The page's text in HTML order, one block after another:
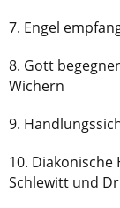
7. Engel
8. Gott
Wichern
9.
10.
Schlewitt und